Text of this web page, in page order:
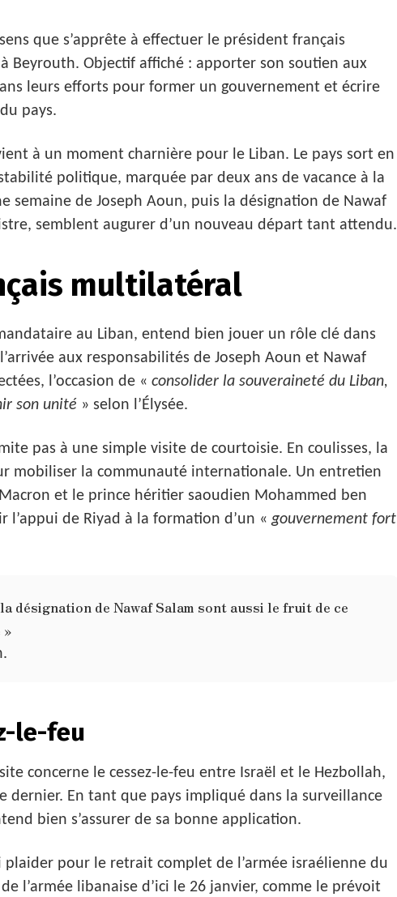
que s’apprête à effectuer le président français
Beyrouth. Objectif affiché : apporter son soutien aux
leurs efforts pour former un gouvernement et écrire
pays.
à un moment charnière pour le Liban. Le pays sort en
politique, marquée par deux ans de vacance à la
semaine de Joseph Aoun, puis la désignation de Nawaf
semblent augurer d’un nouveau départ tant attendu.
multilatéral
au Liban, entend bien jouer un rôle clé dans
aux responsabilités de Joseph Aoun et Nawaf
l’occasion de « consolider la souveraineté du Liban,
son unité » selon l’Élysée.
pas à une simple visite de courtoisie. En coulisses, la
mobiliser la communauté internationale. Un entretien
et le prince héritier saoudien Mohammed ben
l’appui de Riyad à la formation d’un « gouvernement fort
désignation de Nawaf Salam sont aussi le fruit de ce
le-feu
concerne le cessez-le-feu entre Israël et le Hezbollah,
dernier. En tant que pays impliqué dans la surveillance
bien s’assurer de sa bonne application.
pour le retrait complet de l’armée israélienne du
l’armée libanaise d’ici le 26 janvier, comme le prévoit